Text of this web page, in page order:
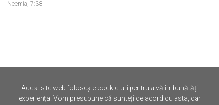
Neemia, 7:38
©Iertare.ro.2026
Acest site web folosește cookie-uri pentru a vă îmbunătăți
experiența. Vom presupune că sunteți de acord cu asta, dar